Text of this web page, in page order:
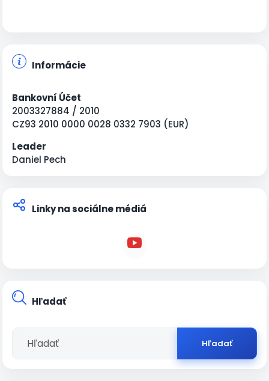
Informácie
Bankovní Účet
2003327884 / 2010
CZ93 2010 0000 0028 0332 7903 (EUR)
Leader
Daniel Pech
Linky na sociálne médiá
Hľadať
Hľadať